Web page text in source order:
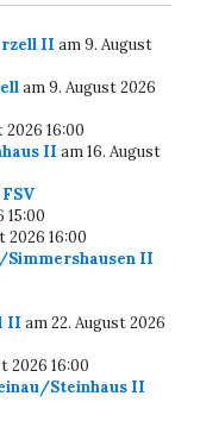
II am 9. August
am 9. August 2026
2026 16:00
II am 16. August
15:00
2026 16:00
Simmershausen II
II am 22. August 2026
2026 16:00
Steinhaus II